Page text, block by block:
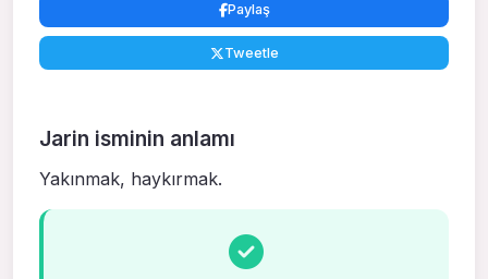
Paylaş
Tweetle
Jarin isminin anlamı
Yakınmak, haykırmak.